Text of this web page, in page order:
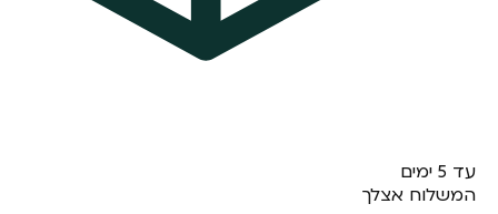
עד 5 ימים
המשלוח אצלך